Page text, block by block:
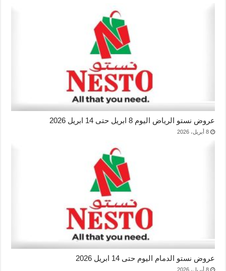
عروض نستو الرياض اليوم 8 ابريل حتى 14 ابريل 2026
8 أبريل، 2026
عروض نستو الدمام اليوم حتى 14 ابريل 2026
8 أبريل، 2026